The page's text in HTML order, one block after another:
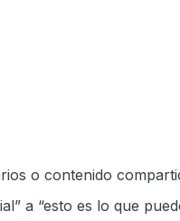
o contenido
a “esto es lo que